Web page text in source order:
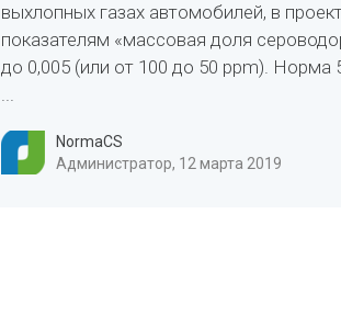
выхлопных газах автомобилей, в
показателям «мас­совая доля
до 0,005 (или от 100 до 50 ppm). Норма
...
NormaCS
Администратор, 12 марта 2019